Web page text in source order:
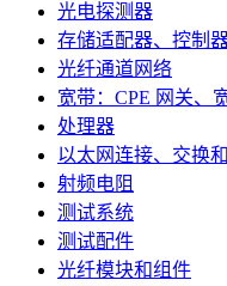
光电探测器
存储适配器、控制
光纤通道网络
宽带：CPE 网关、
处理器
以太网连接、交换
射频电阻
测试系统
测试配件
光纤模块和组件